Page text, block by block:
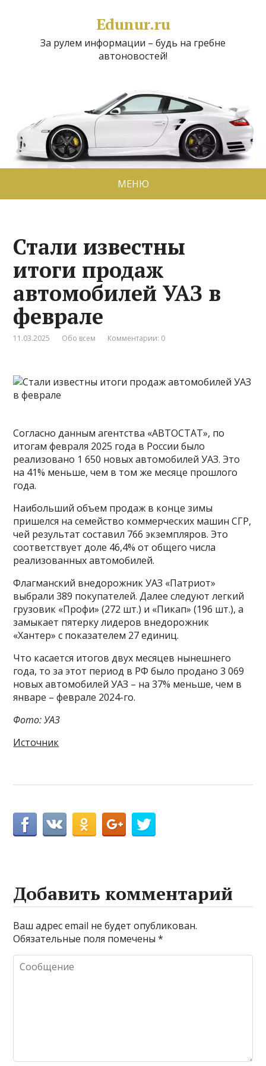
Edunur.ru
За рулем информации – будь на гребне
автоновостей!
МЕНЮ
Стали известны
итоги продаж
автомобилей УАЗ в
феврале
11.03.2025 Обо всем Комментарии: 0
Согласно данным агентства «АВТОСТАТ», по
итогам февраля 2025 года в России было
реализовано 1 650 новых автомобилей УАЗ. Это
на 41% меньше, чем в том же месяце прошлого
года.
Наибольший объем продаж в конце зимы
пришелся на семейство коммерческих машин СГР,
чей результат составил 766 экземпляров. Это
соответствует доле 46,4% от общего числа
реализованных автомобилей.
Флагманский внедорожник УАЗ «Патриот»
выбрали 389 покупателей. Далее следуют легкий
грузовик «Профи» (272 шт.) и «Пикап» (196 шт.), а
замыкает пятерку лидеров внедорожник
«Хантер» с показателем 27 единиц.
Что касается итогов двух месяцев нынешнего
года, то за этот период в РФ было продано 3 069
новых автомобилей УАЗ – на 37% меньше, чем в
январе – феврале 2024-го.
Фото: УАЗ
Источник
Добавить комментарий
Ваш адрес email не будет опубликован.
Обязательные поля помечены*